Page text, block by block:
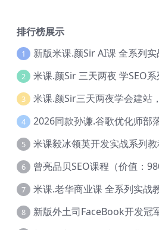
排行榜展示
1
2
3
4
5
6
7
8